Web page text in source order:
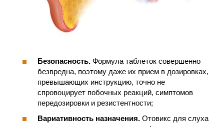
Безопасность. Формула таблеток совершенно
безвредна, поэтому даже их прием в дозировках,
превышающих инструкцию, точно не
спровоцирует побочных реакций, симптомов
передозировки и резистентности;
Вариативность назначения. Отовикс для слуха